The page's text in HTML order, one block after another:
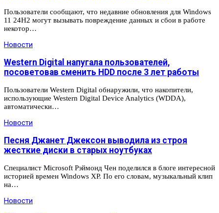
Пользователи сообщают, что недавние обновления для Windows
11 24H2 могут вызывать повреждение данных и сбои в работе
некотор…
Новости
Western Digital напугала пользователей,
посоветовав сменить HDD после 3 лет работы
Пользователи Western Digital обнаружили, что накопители,
использующие Western Digital Device Analytics (WDDA),
автоматически…
Новости
Песня Джанет Джексон выводила из строя
жесткие диски в старых ноутбуках
Специалист Microsoft Рэймонд Чен поделился в блоге интересной
историей времен Windows XP. По его словам, музыкальный клип
на…
Новости